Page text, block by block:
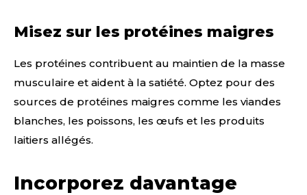
Misez sur les protéines maigres
Les protéines contribuent au maintien de la masse
musculaire et aident à la satiété. Optez pour des
sources de protéines maigres comme les viandes
blanches, les poissons, les œufs et les produits
laitiers allégés.
Incorporez davantage